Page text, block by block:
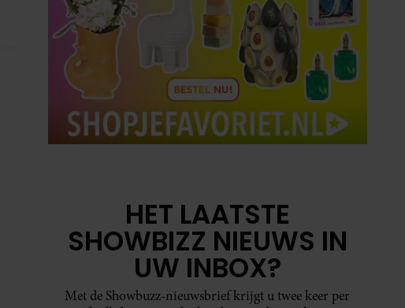
HET LAATSTE
SHOWBIZZ NIEUWS IN
UW INBOX?
Met de Showbuzz-nieuwsbrief krijgt u twee keer per